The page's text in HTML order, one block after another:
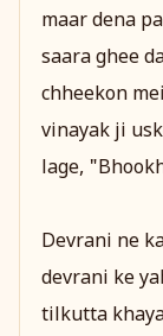
maar dena
saara ghee
chheekon
vinayak ji
lage,
Devrani ne
devrani ke
tilkutta